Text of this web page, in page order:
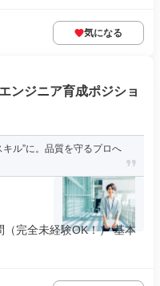
気になる
ンジニア育成ポジショ
ル”に。品質を守るプロへ
完全未経験OK！） 基本